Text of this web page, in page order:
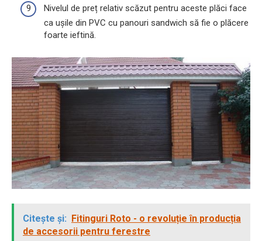
Nivelul de preț relativ scăzut pentru aceste plăci face
ca ușile din PVC cu panouri sandwich să fie o plăcere
foarte ieftină.
Citește și:
Fitinguri Roto - o revoluție în producția
de accesorii pentru ferestre